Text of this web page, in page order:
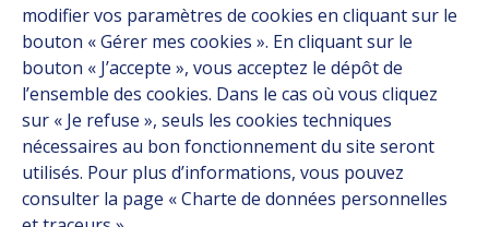
Contact
Suivez-nous
Linkedin
Instagram
modifier vos paramètres de cookies en cliquant sur le
bouton « Gérer mes cookies ». En cliquant sur le
bouton « J’accepte », vous acceptez le dépôt de
l’ensemble des cookies. Dans le cas où vous cliquez
sur « Je refuse », seuls les cookies techniques
nécessaires au bon fonctionnement du site seront
utilisés. Pour plus d’informations, vous pouvez
consulter la page « Charte de données personnelles